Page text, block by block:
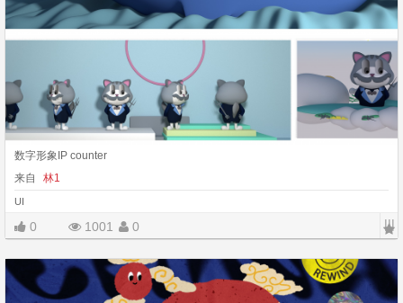
数字形象IP counter
来自
林1
UI
0 1001 0 |||